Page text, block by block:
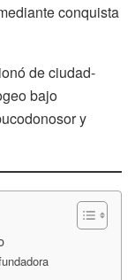
conquista
de ciudad-
bajo
y